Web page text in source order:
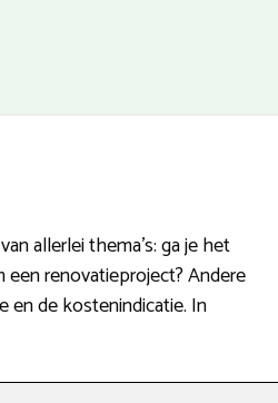
allerlei thema’s: ga je het
renovatieproject? Andere
de kostenindicatie. In